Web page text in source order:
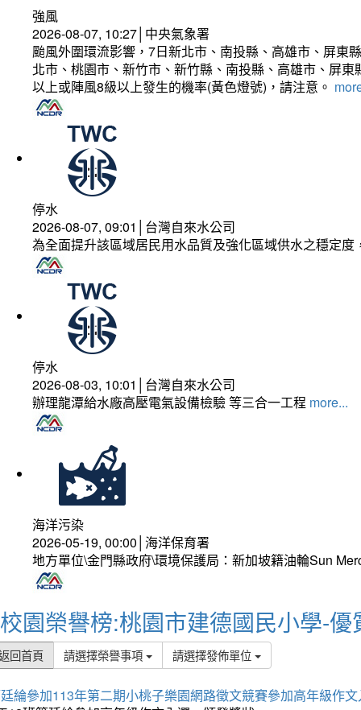
強風
2026-08-07, 10:27│中央氣象署
颱風外圍環流影響，7日新北市、南投縣、高雄市、屏東
北市、桃園市、新竹市、新竹縣、南投縣、高雄市、屏
以上或陣風8級以上發生的機率(黃色燈號)，請注意。
停水
2026-08-07, 09:01│台灣自來水公司
為全面提升該區域居民用水品質及強化區域供水之穩定
停水
2026-08-03, 10:01│台灣自來水公司
辦理龍潭給水廠高壓電氣設備檢驗 等三合一工程 more...
海洋污染
2026-05-19, 00:00│海洋保育署
地方單位\金門縣政府\環境保護局：新加坡籍油輪Sun
校園榮譽榜:桃園市建德國民小學-優
回首頁 請選擇榮譽事項 請選擇發佈單位
綸參加113年第二期小桃子樂園網路徵文競賽參加高年級作